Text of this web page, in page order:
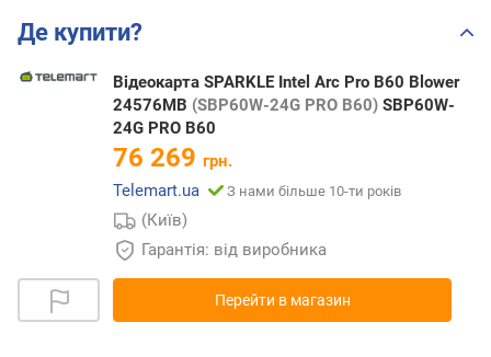
Де купити?
Відеокарта SPARKLE Intel Arc Pro B60 Blower
24576MB (SBP60W-24G PRO B60) SBP60W-
24G PRO B60
76 269 грн.
Telemart.ua
З нами більше 10-ти років
(Київ)
Гарантія: від виробника
Перейти в магазин